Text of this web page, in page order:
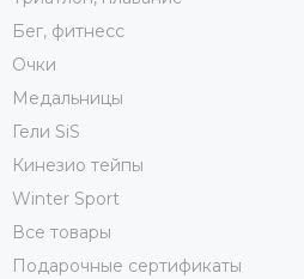
Бег, фитнесс
Очки
Медальницы
Гели SiS
Кинезио тейпы
Winter Sport
Все товары
Подарочные сертификаты